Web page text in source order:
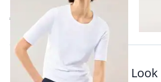
€ 39,99
Passt auch zu diesem Look